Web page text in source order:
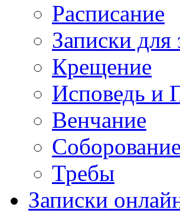
Расписание
Записки для
Крещение
Исповедь и
Венчание
Соборование
Требы
Записки